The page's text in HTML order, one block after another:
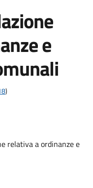
e
)
relativa a ordinanze e